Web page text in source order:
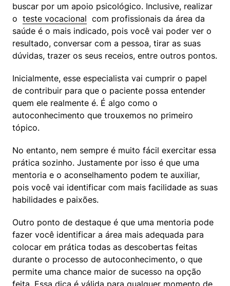
buscar por um apoio psicológico. Inclusive, realizar
o teste vocacional
  com profissionais da área da
saúde é o mais indicado, pois você vai poder ver o
resultado, conversar com a pessoa, tirar as suas
dúvidas, trazer os seus receios, entre outros pontos.
Inicialmente, esse especialista vai cumprir o papel
de contribuir para que o paciente possa entender
quem ele realmente é. É algo como o
autoconhecimento que trouxemos no primeiro
tópico.
No entanto, nem sempre é muito fácil exercitar essa
prática sozinho. Justamente por isso é que uma
mentoria e o aconselhamento podem te auxiliar,
pois você vai identificar com mais facilidade as suas
habilidades e paixões.
Outro ponto de destaque é que uma mentoria pode
fazer você identificar a área mais adequada para
colocar em prática todas as descobertas feitas
durante o processo de autoconhecimento, o que
permite uma chance maior de sucesso na opção
feita. Essa dica é válida para qualquer momento de